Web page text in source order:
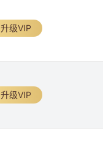
升级VIP
升级VIP